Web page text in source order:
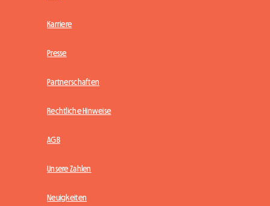
Karriere
Presse
Partnerschaften
Rechtliche Hinweise
AGB
Unsere Zahlen
Neuigkeiten